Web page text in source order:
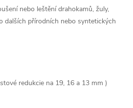
nebo leštění drahokamů, žuly,
dalších přírodních nebo syntetických
redukcie na 19, 16 a 13 mm )